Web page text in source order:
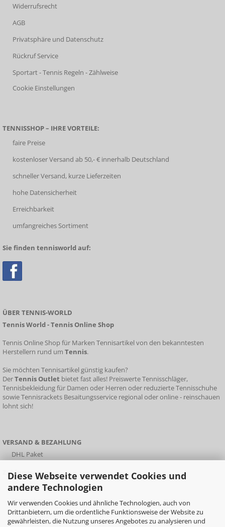
Diese Webseite verwendet Cookies und
andere Technologien
Wir verwenden Cookies und ähnliche Technologien, auch von
Drittanbietern, um die ordentliche Funktionsweise der Website zu
gewährleisten, die Nutzung unseres Angebotes zu analysieren und
Widerrufsrecht
AGB
Privatsphäre und Datenschutz
Rückruf Service
Sportart - Tennis Regeln - Zählweise
Cookie Einstellungen
TENNISSHOP – IHRE VORTEILE:
faire Preise
kostenloser Versand ab 50,- € innerhalb Deutschland
schneller Versand, kurze Lieferzeiten
hohe Datensicherheit
Erreichbarkeit
umfangreiches Sortiment
Sie finden tennisworld auf:
ÜBER TENNIS-WORLD
Tennis World - Tennis Online Shop
Tennis Online Shop für Marken Tennisartikel von den bekanntesten
Herstellern rund um Tennis.
Sie möchten Tennisartikel günstig kaufen?
DerTennis Outlet bietet fast alles! Preiswerte Tennisschläger,
Tennisbekleidung für Damen oder Herren oder reduzierte Tennisschuhe
sowieTennisrackets Besaitungsservice regional oder online - reinschauen
lohnt sich!
VERSAND & BEZAHLUNG
DHL Paket
Zahlungsarten
Barzahlung
Vorauskasse
Nachnahme